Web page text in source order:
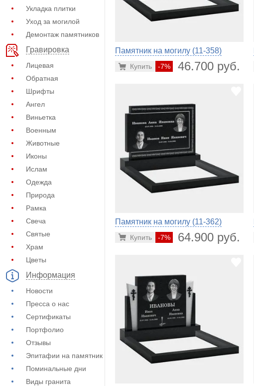
Укладка плитки
Уход за могилой
Демонтаж памятников
Гравировка
Лицевая
Обратная
Шрифты
Ангел
Виньетка
Военным
Животные
Иконы
Ислам
Одежда
Природа
Рамка
Свеча
Святые
Храм
Цветы
Информация
Новости
Пресса о нас
Сертификаты
Портфолио
Отзывы
Эпитафии на памятник
Поминальные дни
Виды гранита
Памятник на могилу (11-358)
-7% 46.700 руб.
Купить
Памятник на могилу (11-362)
-7% 64.900 руб.
Купить